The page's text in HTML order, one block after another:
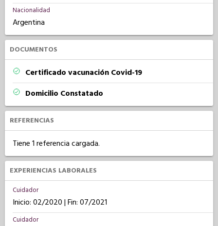
Nacionalidad
Argentina
DOCUMENTOS
Certificado vacunación Covid-19
Domicilio Constatado
REFERENCIAS
Tiene 1 referencia cargada.
EXPERIENCIAS LABORALES
Cuidador
Inicio: 02/2020 | Fin: 07/2021
Cuidador